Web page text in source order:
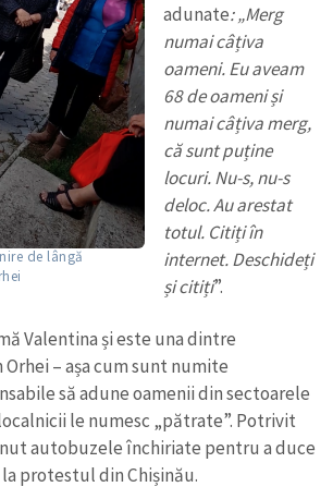
de lângă
adunate: „Merg
numai câțiva
oameni. Eu aveam
68 de oameni și
numai câțiva merg,
că sunt puține
locuri. Nu-s, nu-s
deloc. Au arestat
totul. Citiți în
internet. Deschideți
și citiți”.
Valentina și este una dintre
– așa cum sunt numite
să adune oamenii din sectoarele
le numesc „pătrate”. Potrivit
autobuzele închiriate pentru a duce
protestul din Chișinău.